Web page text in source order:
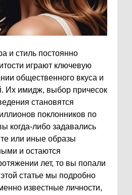
и стиль постоянно
играют ключевую
общественного вкуса и
Их имидж, выбор причесок
становятся
поклонников по
когда-либо задавались
или иные образы
и остаются
лет, то вы попали
статье мы подробно
известные личности,